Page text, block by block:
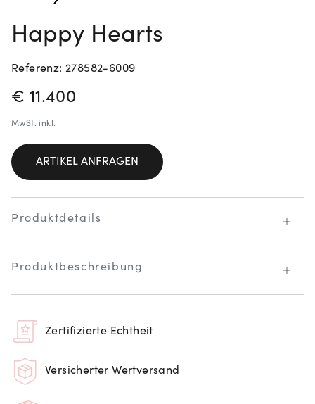
Happy Hearts
Referenz: 278582-6009
PREISINFORMATIONEN
€ 11.400
MwSt. inkl.
ARTIKEL ANFRAGEN
Produktdetails
Produktbeschreibung
Zertifizierte Echtheit
Versicherter Wertversand